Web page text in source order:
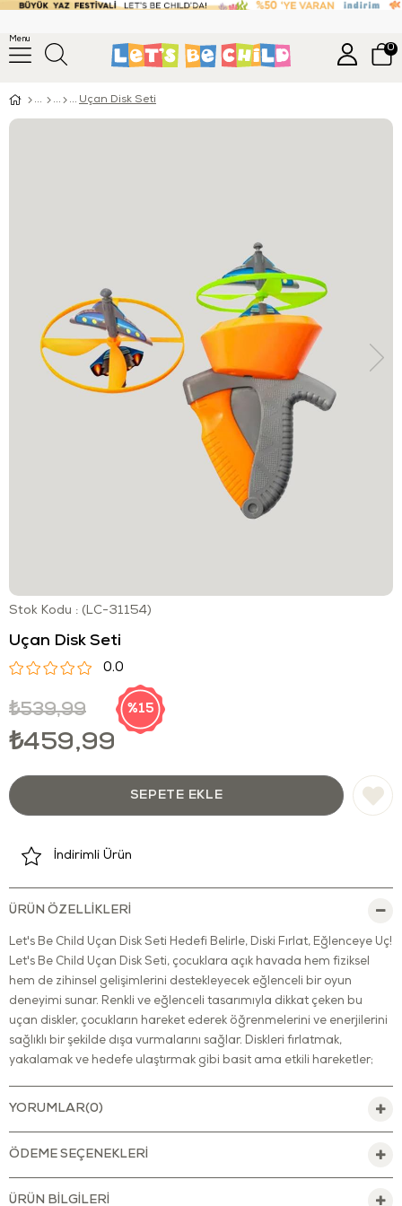
Menu
0
Uçan Disk Seti
Stok Kodu (LC-31154)
Uçan Disk Seti
0.0
₺539,99
₺459,99
15
İndirimli Ürün
ÜRÜN ÖZELLIKLERI
Let's Be Child Uçan Disk Seti Hedefi Belirle, Diski Fırlat, Eğlenceye Uç!
Let's Be Child Uçan Disk Seti, çocuklara açık havada hem fiziksel
hem de zihinsel gelişimlerini destekleyecek eğlenceli bir oyun
deneyimi sunar. Renkli ve eğlenceli tasarımıyla dikkat çeken bu
uçan diskler, çocukların hareket ederek öğrenmelerini ve enerjilerini
sağlıklı bir şekilde dışa vurmalarını sağlar. Diskleri fırlatmak,
yakalamak ve hedefe ulaştırmak gibi basit ama etkili hareketler;
geliştirir. Setin içerisinde yer alan diskler hafif, esnek ve çocuk dostu
çocukların güvenliği düşünülerek tasarlanmıştır; böylece oyun
sırasında herhangi bir zarar riski en aza indirilmiştir. Hem bireysel
oyunlara hem de arkadaşlar veya aile üyeleriyle oynanabilecek
YORUMLAR(0)
ÖDEME SEÇENEKLERI
ÜRÜN BILGILERI